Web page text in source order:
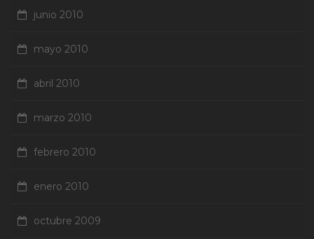
junio 2010
mayo 2010
abril 2010
marzo 2010
febrero 2010
enero 2010
octubre 2009